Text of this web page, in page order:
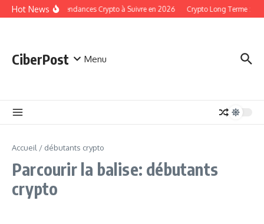
Aller au contenu
Hot NewsLes Tendances Crypto à Suivre en 2026 Crypto Long Terme :
CiberPost Menu
Accueil / débutants crypto
Parcourir la balise: débutants
crypto